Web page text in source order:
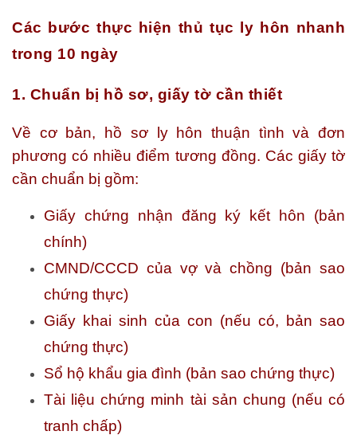
Các bước thực hiện thủ tục ly hôn nhanh
trong 10 ngày
1. Chuẩn bị hồ sơ, giấy tờ cần thiết
Về cơ bản, hồ sơ ly hôn thuận tình và đơn
phương có nhiều điểm tương đồng. Các giấy tờ
cần chuẩn bị gồm:
Giấy chứng nhận đăng ký kết hôn (bản
chính)
CMND/CCCD của vợ và chồng (bản sao
chứng thực)
Giấy khai sinh của con (nếu có, bản sao
chứng thực)
Sổ hộ khẩu gia đình (bản sao chứng thực)
Tài liệu chứng minh tài sản chung (nếu có
tranh chấp)